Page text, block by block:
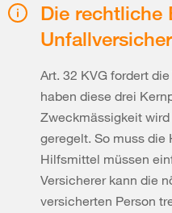
Die rechtliche
Art. 32 KVG fordert
haben diese drei
Zweckmässigkeit
geregelt. So muss die
Hilfsmittel müssen
Versicherer kann die
versicherten Person